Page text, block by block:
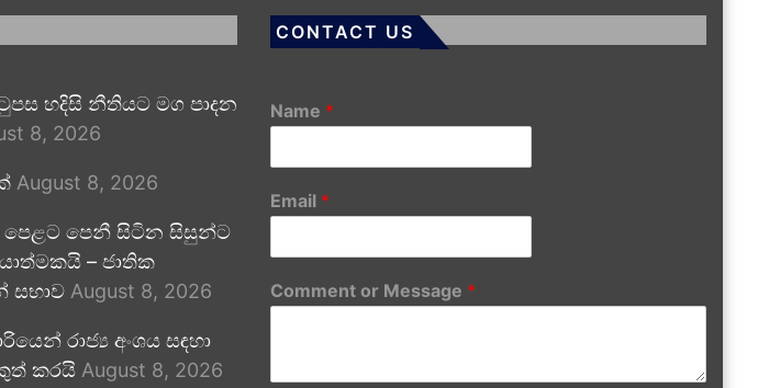
හදිසි නීතියට මග පාදන
8, 2026
August 8, 2026
පෙළට පෙනී සිටින සිසුන්ට
– ජාතික
සභාව August 8, 2026
රාජ්‍ය අංශය සඳහා
කරයි August 8, 2026
CONTACT US
Name *
Email *
Comment or Message *